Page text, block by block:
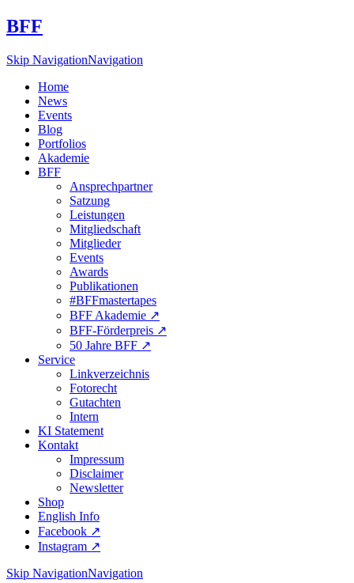
BFF
Skip NavigationNavigation
Home
News
Events
Blog
Portfolios
Akademie
BFF
Ansprechpartner
Satzung
Leistungen
Mitgliedschaft
Mitglieder
Events
Awards
Publikationen
#BFFmastertapes
BFF Akademie ↗︎
BFF-Förderpreis ↗︎
50 Jahre BFF ↗︎
Service
Linkverzeichnis
Fotorecht
Gutachten
Intern
KI Statement
Kontakt
Impressum
Disclaimer
Newsletter
Shop
English Info
Facebook ↗︎
Instagram ↗︎
Skip NavigationNavigation